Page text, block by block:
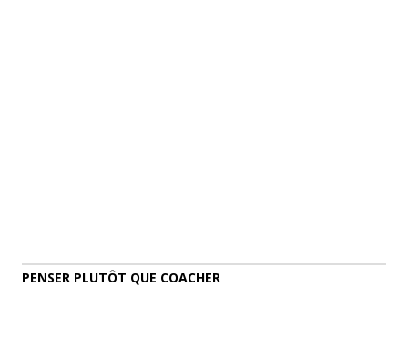
PENSER PLUTÔT QUE COACHER